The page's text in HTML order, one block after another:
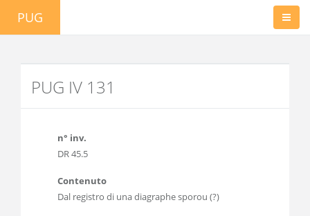
PUG
PUG IV 131
n° inv.
DR 45.5
Contenuto
Dal registro di una diagraphe sporou (?)